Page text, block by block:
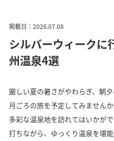
掲載日：2026.07.08
シルバーウィークに
州温泉4選
厳しい夏の暑さがやわらぎ、朝
月ごろの旅を予定してみません
多彩な温泉地を訪れてはいかが
打ちながら、ゆっくり温泉を堪